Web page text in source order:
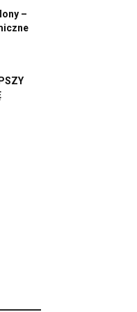
–